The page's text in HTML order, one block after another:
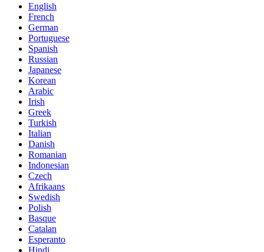
English
French
German
Portuguese
Spanish
Russian
Japanese
Korean
Arabic
Irish
Greek
Turkish
Italian
Danish
Romanian
Indonesian
Czech
Afrikaans
Swedish
Polish
Basque
Catalan
Esperanto
Hindi